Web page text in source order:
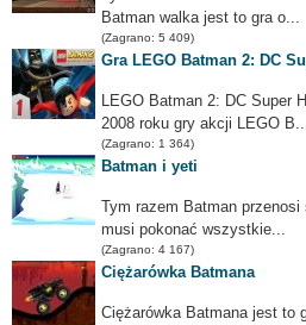
Batman walka jest to gra o...
(Zagrano: 5 409)
Gra LEGO Batman 2: DC
LEGO Batman 2: DC Super
2008 roku gry akcji LEGO
(Zagrano: 1 364)
Batman i yeti
Tym razem Batman
musi pokonać wszystkie...
(Zagrano: 4 167)
Ciężarówka Batmana
Ciężarówka Batmana jest to